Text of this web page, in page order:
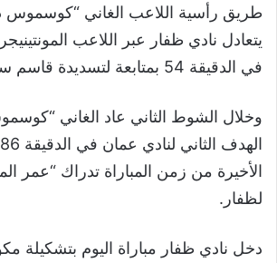
طريق رأسية اللاعب الغاني “كوسموس
يتعادل نادي ظفار عبر اللاعب
في الدقيقة 54 بمتابعة لتسديدة قاسم سعيد.
وخلال الشوط الثاني عاد الغاني
الأخيرة من زمن المباراة تدراك “عمر
لظفار.
دخل نادي ظفار مباراة اليوم بتشكيلة